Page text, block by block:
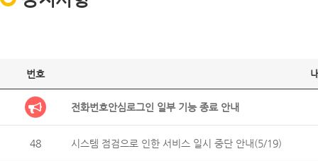
번호
전화번호안심로그인 일부 기능 종료 안내
48 시스템 점검으로 인한 서비스 일시 중단 안내(5/19)